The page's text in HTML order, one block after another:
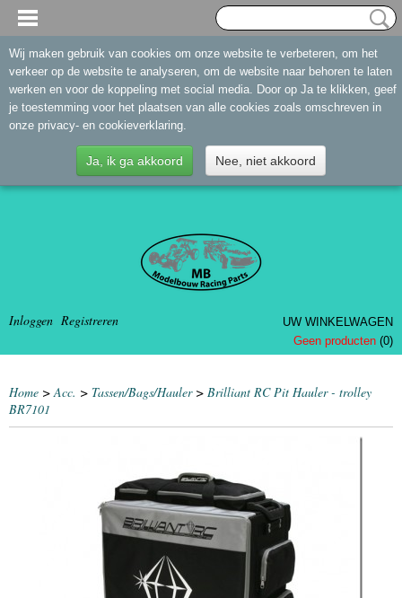
Inloggen Registreren
UW WINKELWAGEN
Geen producten (0)
Home >Acc. > Tassen/Bags/Hauler> Brilliant RC Pit Hauler - trolley
BR7101
Wij maken gebruik van cookies om onze website te verbeteren, om het
verkeer op de website te analyseren, om de website naar behoren te laten
werken en voor de koppeling met social media. Door op Ja te klikken, geef
je toestemming voor het plaatsen van alle cookies zoals omschreven in
onze privacy- en cookieverklaring.
Ja, ik ga akkoord Nee, niet akkoord